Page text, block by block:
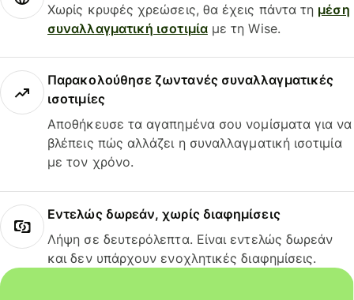
Χωρίς κρυφές χρεώσεις, θα έχεις πάντα τη μέση
συναλλαγματική ισοτιμίαμε τη Wise.
Παρακολούθησε ζωντανές συναλλαγματικές
ισοτιμίες
Αποθήκευσε τα αγαπημένα σου νομίσματα για να
βλέπεις πώς αλλάζει η συναλλαγματική ισοτιμία
με τον χρόνο.
Εντελώς δωρεάν, χωρίς διαφημίσεις
Λήψη σε δευτερόλεπτα. Είναι εντελώς δωρεάν
και δεν υπάρχουν ενοχλητικές διαφημίσεις.